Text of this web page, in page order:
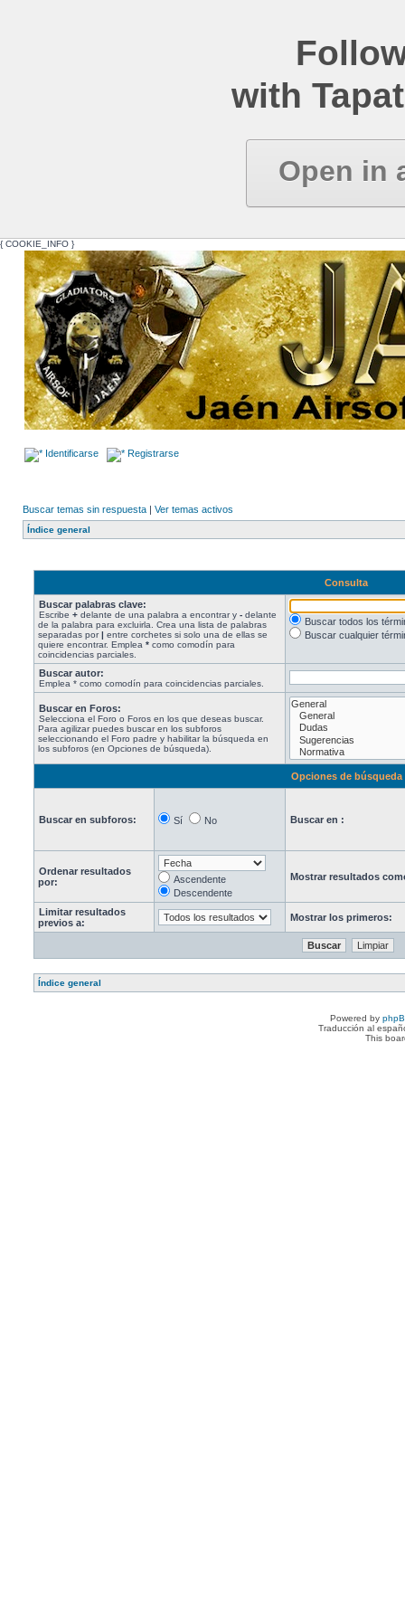
with
Open in
{ COOKIE_INFO }
Identificarse Registrarse
Buscar temas sin respuesta | Ver temas activos
Índice general
Consulta
Buscar palabras clave:
Escribe + delante de una palabra a encontrar y - delante
de la palabra para excluirla. Crea una lista de palabras
separadas por| entre corchetes si solo una de ellas se
quiere encontrar. Emplea * como comodín para
coincidencias parciales.
Buscar todos los
Buscar cualquier
Buscar autor:
Emplea * como comodín para coincidencias parciales.
Buscar en Foros:
Selecciona el Foro o Foros en los que deseas buscar.
Para agilizar puedes buscar en los subforos
seleccionando el Foro padre y habilitar la búsqueda en
los subforos (en Opciones de búsqueda).
Opciones de búsqueda
Buscar en subforos: Sí No Buscar en :
Ordenar resultados
por:
Ascendente
Descendente
Mostrar resultados
Limitar resultados
previos a:
Mostrar los primeros:
Índice general
Powered by
Traducción al
This